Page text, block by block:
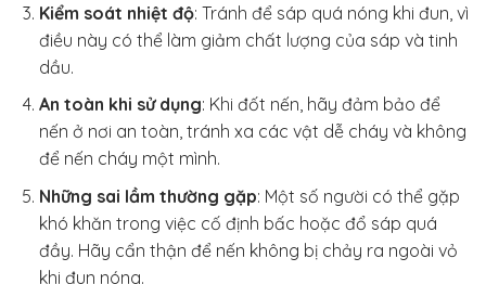
Kiểm soát nhiệt độ: Tránh để sáp quá nóng khi đun, vì
điều này có thể làm giảm chất lượng của sáp và tinh
dầu.
An toàn khi sử dụng: Khi đốt nến, hãy đảm bảo để
nến ở nơi an toàn, tránh xa các vật dễ cháy và không
để nến cháy một mình.
Những sai lầm thường gặp: Một số người có thể gặp
khó khăn trong việc cố định bấc hoặc đổ sáp quá
đầy. Hãy cẩn thận để nến không bị chảy ra ngoài vỏ
khi đun nóng.